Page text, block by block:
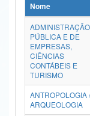
Ministério da Ciência,
Ministério do Meio Ambiente
Ministério do Turismo
Ministério do
Controladoria-Geral da União
Nome
ADMINISTRAÇÃO
PÚBLICA E DE
EMPRESAS,
CIÊNCIAS
CONTÁBEIS E
TURISMO
ANTROPOLOGIA /
ARQUEOLOGIA